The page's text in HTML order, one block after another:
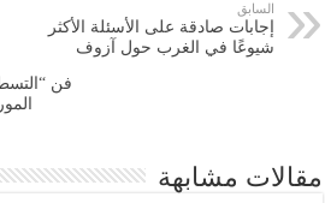
السابق
إجابات صادقة على الأسئلة الأكثر
شيوعًا في الغرب حول آزوف
فن
مقالات مشابهة